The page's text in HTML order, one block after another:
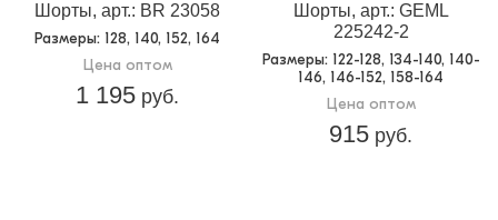
Шорты, арт.: BR 23058
Размеры: 128, 140, 152, 164
Цена оптом
1 195 руб.
Шорты, арт.: GEML
225242-2
Размеры: 122-128, 134-140, 140-
146, 146-152, 158-164
Цена оптом
915 руб.